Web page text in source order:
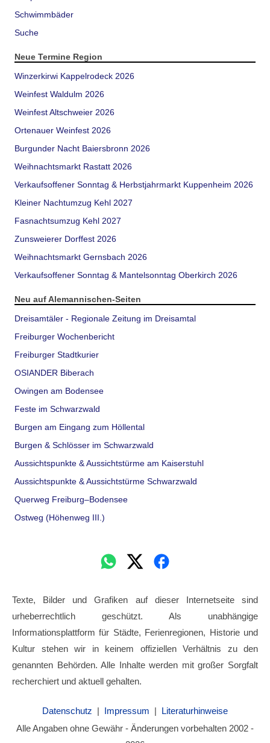
Schwimmbäder
Suche
Neue Termine Region
Winzerkirwi Kappelrodeck 2026
Weinfest Waldulm 2026
Weinfest Altschweier 2026
Ortenauer Weinfest 2026
Burgunder Nacht Baiersbronn 2026
Weihnachtsmarkt Rastatt 2026
Verkaufsoffener Sonntag & Herbstjahrmarkt Kuppenheim 2026
Kleiner Nachtumzug Kehl 2027
Fasnachtsumzug Kehl 2027
Zunsweierer Dorffest 2026
Weihnachtsmarkt Gernsbach 2026
Verkaufsoffener Sonntag & Mantelsonntag Oberkirch 2026
Neu auf Alemannischen-Seiten
Dreisamtäler - Regionale Zeitung im Dreisamtal
Freiburger Wochenbericht
Freiburger Stadtkurier
OSIANDER Biberach
Owingen am Bodensee
Feste im Schwarzwald
Burgen am Eingang zum Höllental
Burgen & Schlösser im Schwarzwald
Aussichtspunkte & Aussichtstürme am Kaiserstuhl
Aussichtspunkte & Aussichtstürme Schwarzwald
Querweg Freiburg–Bodensee
Ostweg (Höhenweg III.)
Texte, Bilder und Grafiken auf dieser Internetseite sind
urheberrechtlich geschützt. Als unabhängige
Informationsplattform für Städte, Ferienregionen, Historie und
Kultur stehen wir in keinem offiziellen Verhältnis zu den
genannten Behörden. Alle Inhalte werden mit großer Sorgfalt
recherchiert und aktuell gehalten.
Datenschutz | Impressum | Literaturhinweise
Alle Angaben ohne Gewähr - Änderungen vorbehalten 2002 -